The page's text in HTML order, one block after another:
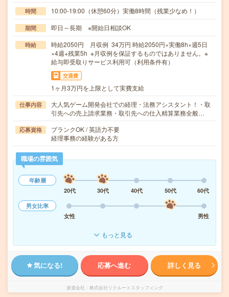
時間 10:00-19:00（休憩60分）実働8時間（残業少なめ！）
期間 即日～長期 ※開始日相談OK
時給
時給2050円 月収例 34万円 時給2050円×実働8h×週5日
×4週+残業5h ※月収例を保証するものではありません。※
給与即受取りサービス利用可（利用条件有）
交通費
1ヶ月3万円を上限として実費支給
仕事内容
大人気ゲーム開発会社での経理・法務アシスタント！・取
引先への売上請求業務・取引先への仕入精算業務全般…
応募資格
ブランクOK / 英語力不要
経理事務の経験がある方
職場の雰囲気
年齢層
20代
30代 40代 50代
60代
男女比率
女性
男性
もっと見る
気になる! 応募へ進む 詳しく見る
派遣会社 株式会社リクルートスタッフィング